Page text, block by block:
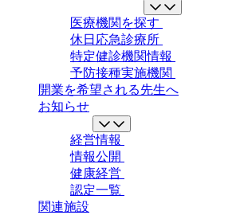
医療機関を探す
休日応急診療所
特定健診機関情報
予防接種実施機関
開業を希望される先生へ
お知らせ
経営情報
情報公開
健康経営
認定一覧
関連施設